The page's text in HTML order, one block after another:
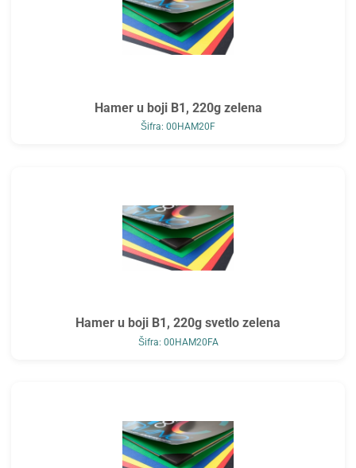
Hamer u boji B1, 220g zelena
Šifra: 00HAM20F
Hamer u boji B1, 220g svetlo zelena
Šifra: 00HAM20FA